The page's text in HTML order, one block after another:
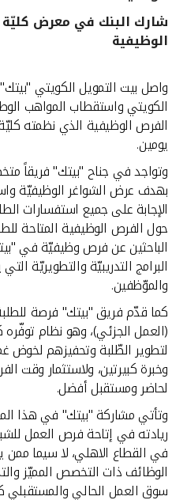
القنوات المصرفية
خدمات ما بعد البيع
اتصل بنا
مواقع الفروع وأجهزة الصرف
ألمانيا
ماليزيا
تركيا
مصر
المملكة المتحدة
مملكة البحرين
شارك البنك في معرض كليّة
الوظيفية
واصل بيت التمويل الكويتي
الكويتي واستقطاب المواهب
الفرص الوظيفية الذي نظمته
يومين.
وتواجد في جناح "بيتك" فريقاً
بهدف عرض الشواغر الوظيفيّة
الإجابة على جميع استفسارات
حول الفرص الوظيفية المتاحة
الباحثين عن فرص وظيفيّة في
البرامج التدريبيّة والتطويريّة
والموّظفين.
كما قدّم فريق "بيتك" فرصة
(العمل الجزئي)، وهو نظام
لتطوير الطّلبة وتحفيزهم لخوض
وخبرة كبيرتين، ولاستثمار وقت
لحاضر ومستقبل أفضل.
وتأتي مشاركة "بيتك" في هذا
ريادته في إتاحة فرص العمل
في القطاع الاهلي، لا سيما
الوظائف ذات التخصص المميّز
سوق العمل الحالي والمستقبلي